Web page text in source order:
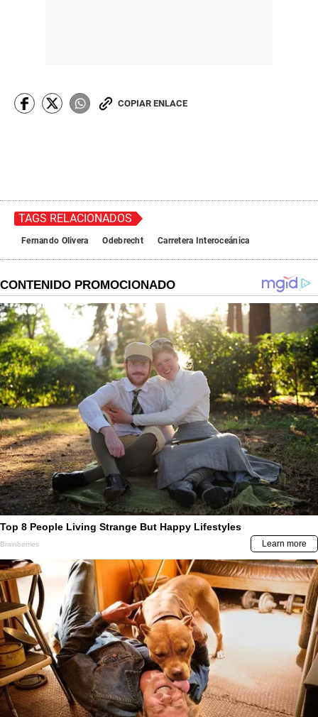
COPIAR ENLACE
TAGS RELACIONADOS
Fernando Olivera Odebrecht Carretera Interoceánica